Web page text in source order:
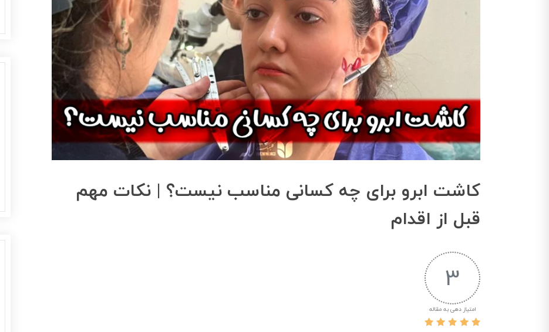
کاشت ابرو برای چه کسانی مناسب نیست؟ | نکات مهم
قبل از اقدام
3
امتیاز دهی به مقاله